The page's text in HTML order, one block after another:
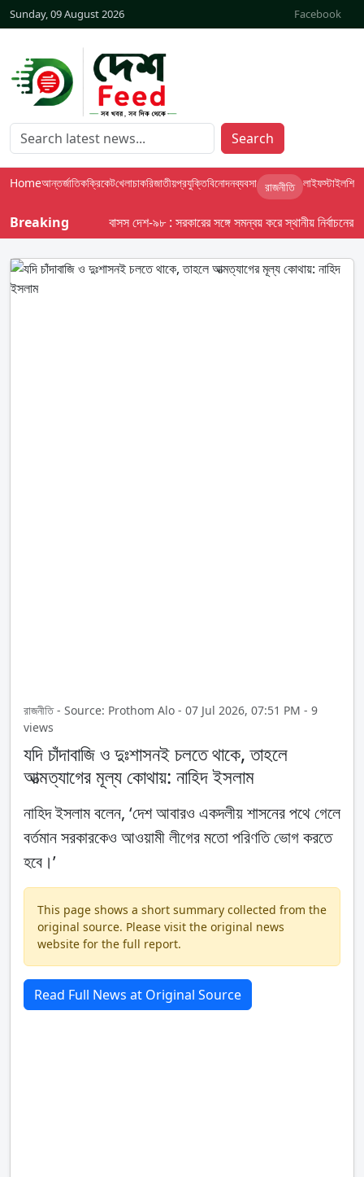
Sunday, 09 August 2026 Facebook
Search
Homeআন্তর্জাতিকক্রিকেটখেলাচাকরিজাতীয়প্রযুক্তিবিনোদনব্যবসা রাজনীতি লাইফস্টাইলশিক্ষা
Breaking বাসস দেশ-৯৮ : সরকারের সঙ্গে সমন্বয় করে স্থানীয় নির্বাচনের
রাজনীতি - Source: Prothom Alo - 07 Jul 2026, 07:51 PM - 9
views
যদি চাঁদাবাজি ও দুঃশাসনই চলতে থাকে, তাহলে
আত্মত্যাগের মূল্য কোথায়: নাহিদ ইসলাম
নাহিদ ইসলাম বলেন, ‘দেশ আবারও একদলীয় শাসনের পথে গেলে
বর্তমান সরকারকেও আওয়ামী লীগের মতো পরিণতি ভোগ করতে
হবে।’
This page shows a short summary collected from the
original source. Please visit the original news
website for the full report.
Read Full News at Original Source